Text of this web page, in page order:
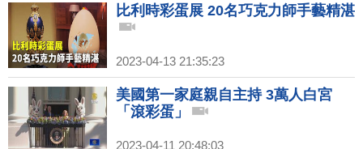
比利時彩蛋展 20名巧克力師手藝精湛
2023-04-13 21:35:23
美國第一家庭親自主持 3萬人白宮
「滾彩蛋」
2023-04-11 20:48:03